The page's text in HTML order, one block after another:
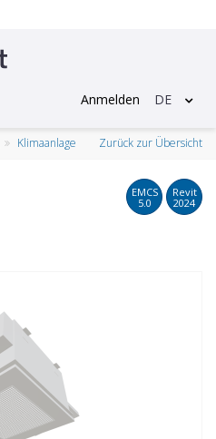
Anmelden DE
Klimaanlage Zurück zur Übersicht
EMCS
5.0
Revit
2024